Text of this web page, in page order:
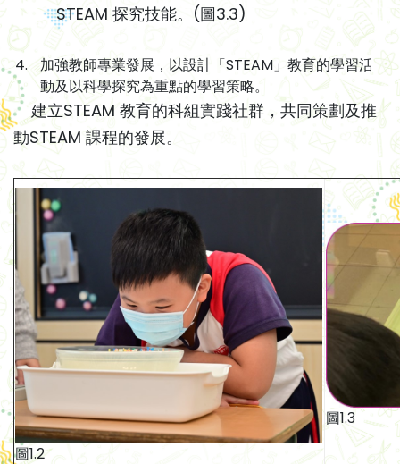
STEAM 探究技能。(圖3.3)
加強教師專業發展，以設計「STEAM」教育的學習活
動及以科學探究為重點的學習策略。
建立STEAM 教育的科組實踐社群，共同策劃及推
動STEAM 課程的發展。
圖1.2
圖1.3